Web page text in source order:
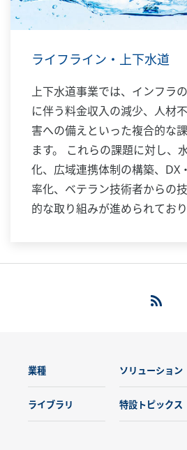
ライフライン・上下水道
上下水道事業では、インフラ
に伴う料金収入の減少、人材
害への備えといった複合的な
ます。 これらの課題に対し、
化、広域連携体制の構築、DX
率化、ベテラン技術者からの
的な取り組みが進められてお
能な社会の実現に貢献する」
た。 今後も、最新技術と新た
業種 ソリューション
ライブラリ 特設トピックス